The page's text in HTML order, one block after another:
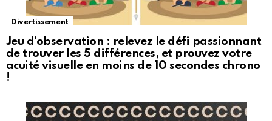
Divertissement
Jeu d’observation : relevez le défi passionnant
de trouver les 5 différences, et prouvez votre
acuité visuelle en moins de 10 secondes chrono
!